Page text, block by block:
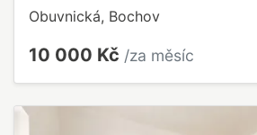
Obuvnická, Bochov
10 000 Kč /za měsíc